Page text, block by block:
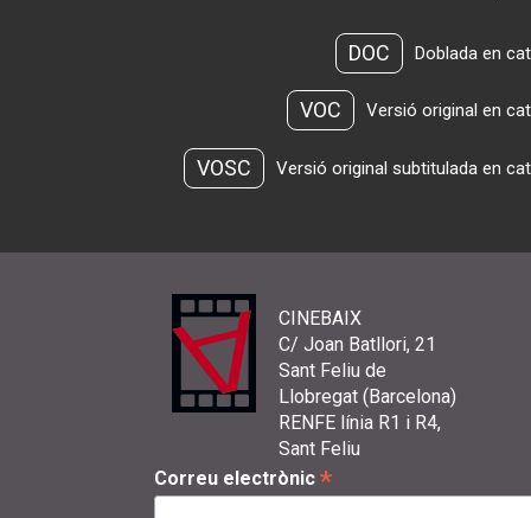
DOC Doblada en
VOC Versió original en
VOSC Versió original subtitulada en
CINEBAIX
C/ Joan Batllori, 21
Sant Feliu de
Llobregat (Barcelona)
RENFE línia R1 i R4,
Sant Feliu
Correu electrònic *